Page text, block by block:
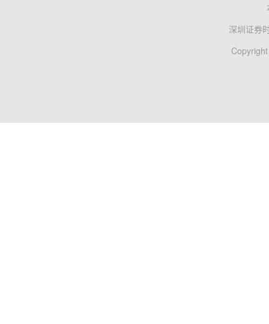
深圳证券